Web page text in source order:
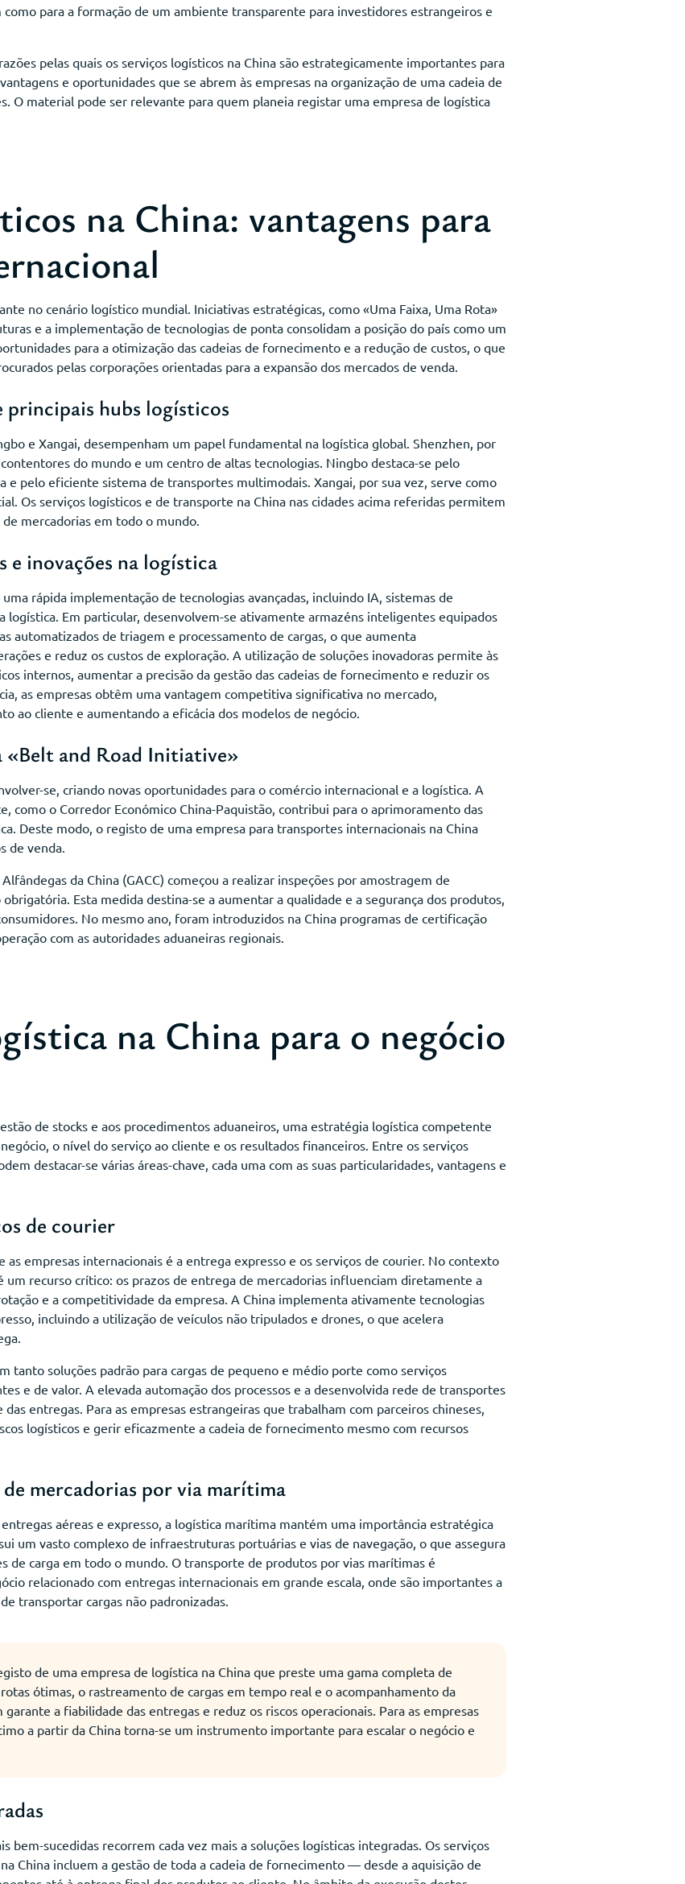
para a formação de um ambiente transparente para investidores estrangeiros e
pelas quais os serviços logísticos na China são estrategicamente importantes para
e oportunidades que se abrem às empresas na organização de uma cadeia de
O material pode ser relevante para quem planeia registar uma empresa de logística
na China: vantagens para
no cenário logístico mundial. Iniciativas estratégicas, como «Uma Faixa, Uma Rota»
e a implementação de tecnologias de ponta consolidam a posição do país como um
para a otimização das cadeias de fornecimento e a redução de custos, o que
pelas corporações orientadas para a expansão dos mercados de venda.
hubs logísticos
e Xangai, desempenham um papel fundamental na logística global. Shenzhen, por
do mundo e um centro de altas tecnologias. Ningbo destaca-se pelo
e pelo eficiente sistema de transportes multimodais. Xangai, por sua vez, serve como
Os serviços logísticos e de transporte na China nas cidades acima referidas permitem
mercadorias em todo o mundo.
e inovações na logística
rápida implementação de tecnologias avançadas, incluindo IA, sistemas de
logística. Em particular, desenvolvem-se ativamente armazéns inteligentes equipados
automatizados de triagem e processamento de cargas, o que aumenta
e reduz os custos de exploração. A utilização de soluções inovadoras permite às
internos, aumentar a precisão da gestão das cadeias de fornecimento e reduzir os
as empresas obtêm uma vantagem competitiva significativa no mercado,
ao cliente e aumentando a eficácia dos modelos de negócio.
and Road Initiative»
se, criando novas oportunidades para o comércio internacional e a logística. A
como o Corredor Económico China-Paquistão, contribui para o aprimoramento das
Deste modo, o registo de uma empresa para transportes internacionais na China
de venda.
da China (GACC) começou a realizar inspeções por amostragem de
Esta medida destina-se a aumentar a qualidade e a segurança dos produtos,
No mesmo ano, foram introduzidos na China programas de certificação
com as autoridades aduaneiras regionais.
na China para o negócio
de stocks e aos procedimentos aduaneiros, uma estratégia logística competente
o nível do serviço ao cliente e os resultados financeiros. Entre os serviços
destacar-se várias áreas-chave, cada uma com as suas particularidades, vantagens e
de courier
as empresas internacionais é a entrega expresso e os serviços de courier. No contexto
recurso crítico: os prazos de entrega de mercadorias influenciam diretamente a
e a competitividade da empresa. A China implementa ativamente tecnologias
incluindo a utilização de veículos não tripulados e drones, o que acelera
tanto soluções padrão para cargas de pequeno e médio porte como serviços
e de valor. A elevada automação dos processos e a desenvolvida rede de transportes
entregas. Para as empresas estrangeiras que trabalham com parceiros chineses,
logísticos e gerir eficazmente a cadeia de fornecimento mesmo com recursos
mercadorias por via marítima
aéreas e expresso, a logística marítima mantém uma importância estratégica
um vasto complexo de infraestruturas portuárias e vias de navegação, o que assegura
de carga em todo o mundo. O transporte de produtos por vias marítimas é
relacionado com entregas internacionais em grande escala, onde são importantes a
transportar cargas não padronizadas.
de uma empresa de logística na China que preste uma gama completa de
ótimas, o rastreamento de cargas em tempo real e o acompanhamento da
a fiabilidade das entregas e reduz os riscos operacionais. Para as empresas
a partir da China torna-se um instrumento importante para escalar o negócio e
bem-sucedidas recorrem cada vez mais a soluções logísticas integradas. Os serviços
China incluem a gestão de toda a cadeia de fornecimento — desde a aquisição de